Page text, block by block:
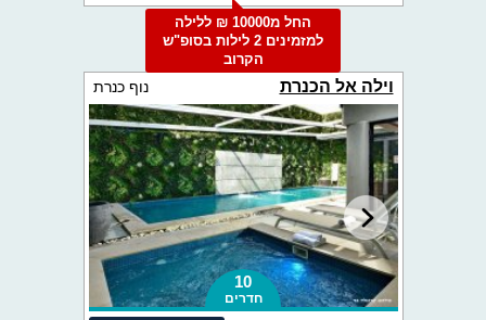
החל מ10000 ₪ ללילה
למזמינים 2 לילות בסופ"ש
הקרוב
וילה אל הכנרת נוף כנרת
10
חדרים